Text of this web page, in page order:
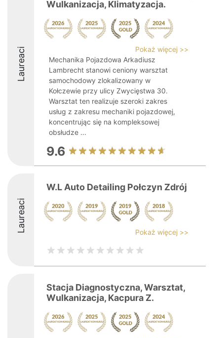
Laureaci
Wulkanizacja, Klimatyzacja.
Pokaż więcej >>
Mechanika Pojazdowa Arkadiusz
Lambrecht stanowi ceniony warsztat
samochodowy zlokalizowany w
Kołczewie przy ulicy Zwycięstwa 30.
Warsztat ten realizuje szeroki zakres
usług z zakresu mechaniki pojazdowej,
koncentrując się na kompleksowej
obsłudze ...
9.6
Laureaci
W.L Auto Detailing Połczyn Zdrój
Pokaż więcej >>
Stacja Diagnostyczna, Warsztat,
Wulkanizacja, Kacpura Z.